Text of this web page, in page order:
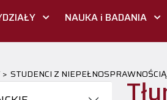
NAUKA i BADANIA
STUDENCI Z